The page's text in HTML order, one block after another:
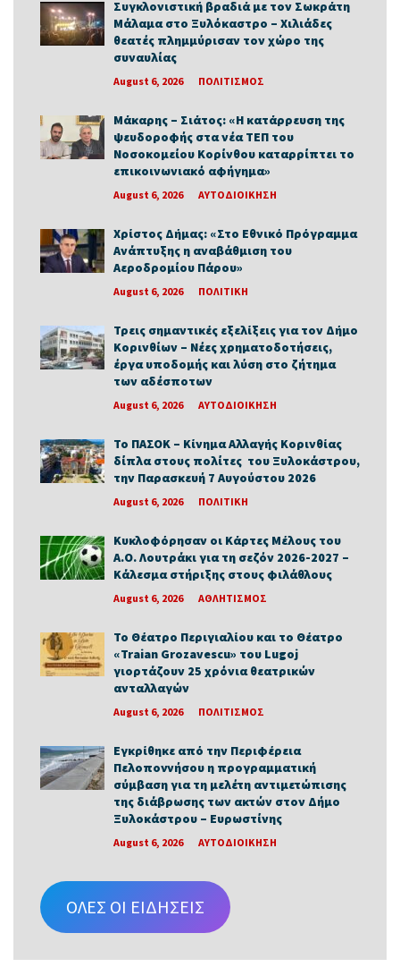
Συγκλονιστική βραδιά με τον Σωκράτη
Μάλαμα στο Ξυλόκαστρο – Χιλιάδες
θεατές πλημμύρισαν τον χώρο της
συναυλίας
August 6, 2026 ΠΟΛΙΤΙΣΜΟΣ
Μάκαρης – Σιάτος: «Η κατάρρευση της
ψευδοροφής στα νέα ΤΕΠ του
Νοσοκομείου Κορίνθου καταρρίπτει το
επικοινωνιακό αφήγημα»
August 6, 2026 ΑΥΤΟΔΙΟΙΚΗΣΗ
Χρίστος Δήμας: «Στο Εθνικό Πρόγραμμα
Ανάπτυξης η αναβάθμιση του
Αεροδρομίου Πάρου»
August 6, 2026 ΠΟΛΙΤΙΚΗ
Τρεις σημαντικές εξελίξεις για τον Δήμο
Κορινθίων – Νέες χρηματοδοτήσεις,
έργα υποδομής και λύση στο ζήτημα
των αδέσποτων
August 6, 2026 ΑΥΤΟΔΙΟΙΚΗΣΗ
Το ΠΑΣΟΚ – Κίνημα Αλλαγής Κορινθίας
δίπλα στους πολίτες του Ξυλοκάστρου,
την Παρασκευή 7 Αυγούστου 2026
August 6, 2026 ΠΟΛΙΤΙΚΗ
Κυκλοφόρησαν οι Κάρτες Μέλους του
Α.Ο. Λουτράκι για τη σεζόν 2026-2027 –
Κάλεσμα στήριξης στους φιλάθλους
August 6, 2026 ΑΘΛΗΤΙΣΜΟΣ
Το Θέατρο Περιγιαλίου και το Θέατρο
«Traian Grozavescu» του Lugoj
γιορτάζουν 25 χρόνια θεατρικών
ανταλλαγών
August 6, 2026 ΠΟΛΙΤΙΣΜΟΣ
Εγκρίθηκε από την Περιφέρεια
Πελοποννήσου η προγραμματική
σύμβαση για τη μελέτη αντιμετώπισης
της διάβρωσης των ακτών στον Δήμο
Ξυλοκάστρου – Ευρωστίνης
August 6, 2026 ΑΥΤΟΔΙΟΙΚΗΣΗ
ΟΛΕΣ ΟΙ ΕΙΔΗΣΕΙΣ